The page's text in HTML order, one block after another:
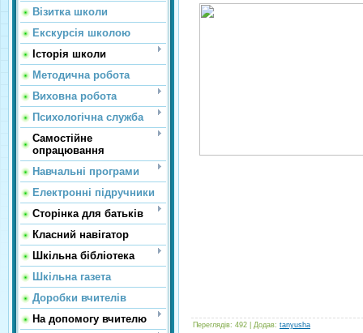
Візитка школи
Екскурсія школою
Історія школи
Методична робота
Виховна робота
Психологічна служба
Самостійне
опрацювання
Навчальні програми
Електронні підручники
Сторінка для батьків
Класний навігатор
Шкільна бібліотека
Шкільна газета
Доробки вчителів
На допомогу вчителю
Переглядів: 492 | Додав: tanyusha